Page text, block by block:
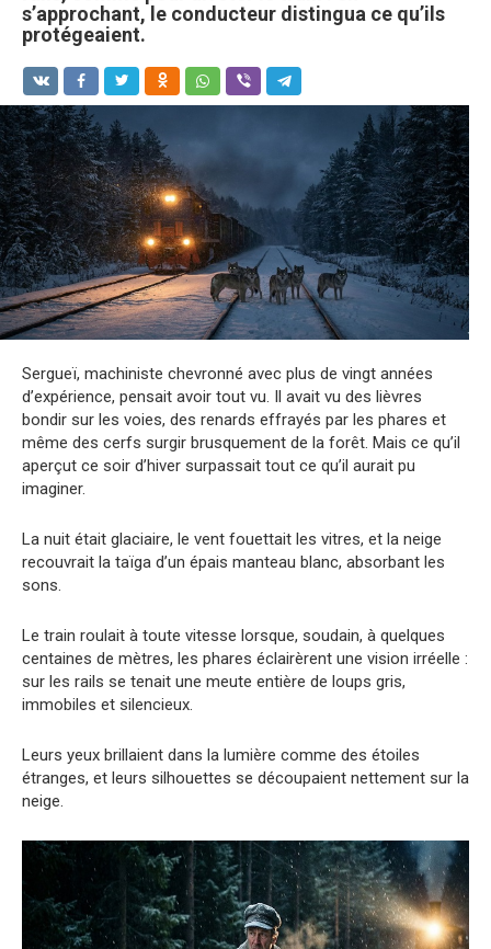
s’approchant, le conducteur distingua ce qu’ils
protégeaient.
Sergueï, machiniste chevronné avec plus de vingt années
d’expérience, pensait avoir tout vu. Il avait vu des lièvres
bondir sur les voies, des renards effrayés par les phares et
même des cerfs surgir brusquement de la forêt. Mais ce qu’il
aperçut ce soir d’hiver surpassait tout ce qu’il aurait pu
imaginer.
La nuit était glaciaire, le vent fouettait les vitres, et la neige
recouvrait la taïga d’un épais manteau blanc, absorbant les
sons.
Le train roulait à toute vitesse lorsque, soudain, à quelques
centaines de mètres, les phares éclairèrent une vision irréelle :
sur les rails se tenait une meute entière de loups gris,
immobiles et silencieux.
Leurs yeux brillaient dans la lumière comme des étoiles
étranges, et leurs silhouettes se découpaient nettement sur la
neige.